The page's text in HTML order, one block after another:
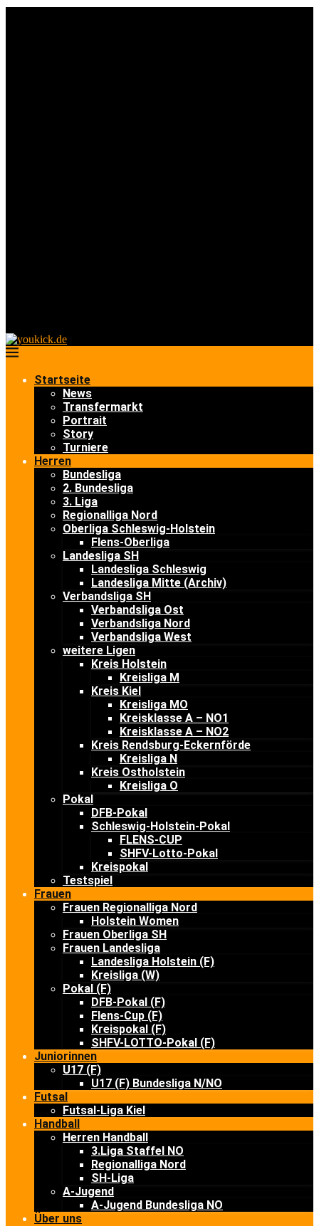
Startseite
News
Transfermarkt
Portrait
Story
Turniere
Herren
Bundesliga
2. Bundesliga
3. Liga
Regionalliga Nord
Oberliga Schleswig-Holstein
Flens-Oberliga
Landesliga SH
Landesliga Schleswig
Landesliga Mitte (Archiv)
Verbandsliga SH
Verbandsliga Ost
Verbandsliga Nord
Verbandsliga West
weitere Ligen
Kreis Holstein
Kreisliga M
Kreis Kiel
Kreisliga MO
Kreisklasse A – NO1
Kreisklasse A – NO2
Kreis Rendsburg-Eckernförde
Kreisliga N
Kreis Ostholstein
Kreisliga O
Pokal
DFB-Pokal
Schleswig-Holstein-Pokal
FLENS-CUP
SHFV-Lotto-Pokal
Kreispokal
Testspiel
Frauen
Frauen Regionalliga Nord
Holstein Women
Frauen Oberliga SH
Frauen Landesliga
Landesliga Holstein (F)
Kreisliga (W)
Pokal (F)
DFB-Pokal (F)
Flens-Cup (F)
Kreispokal (F)
SHFV-LOTTO-Pokal (F)
Juniorinnen
U17 (F)
U17 (F) Bundesliga N/NO
Futsal
Futsal-Liga Kiel
Handball
Herren Handball
3.Liga Staffel NO
Regionalliga Nord
SH-Liga
A-Jugend
A-Jugend Bundesliga NO
Über uns